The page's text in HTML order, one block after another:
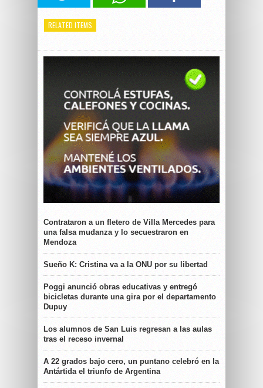
RELATED ITEMS
Contrataron a un fletero de Villa Mercedes para
una falsa mudanza y lo secuestraron en
Mendoza
Sueño K: Cristina va a la ONU por su libertad
Poggi anunció obras educativas y entregó
bicicletas durante una gira por el departamento
Dupuy
Los alumnos de San Luis regresan a las aulas
tras el receso invernal
A 22 grados bajo cero, un puntano celebró en la
Antártida el triunfo de Argentina